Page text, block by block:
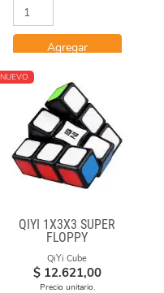
Agregar
NUEVO
QIYI 1X3X3 SUPER
FLOPPY
QiYi Cube
$ 12.621,00
Precio unitario.